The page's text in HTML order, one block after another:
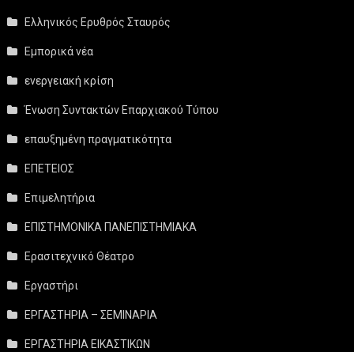
Ελληνικός Ερυθρός Σταυρός
Εμπορικά νέα
ενεργειακή κρίση
Ένωση Συντακτών Επαρχιακού Τύπου
επαυξημένη πραγματικότητα
ΕΠΕΤΕΙΟΣ
Επιμελητήρια
ΕΠΙΣΤΗΜΟΝΙΚΑ ΠΑΝΕΠΙΣΤΗΜΙΑΚΑ
Ερασιτεχνικό Θέατρο
Εργαστήρι
ΕΡΓΑΣΤΗΡΙΑ – ΣΕΜΙΝΑΡΙΑ
ΕΡΓΑΣΤΗΡΙΑ ΕΙΚΑΣΤΙΚΩΝ